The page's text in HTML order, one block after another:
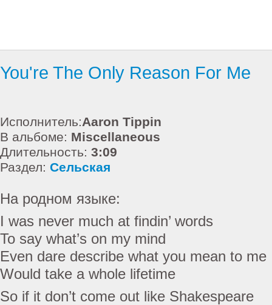
You're The Only Reason For Me
Исполнитель:Aaron Tippin
В альбоме: Miscellaneous
Длительность: 3:09
Раздел: Сельская
На родном языке:
I was never much at findin’ words
To say what’s on my mind
Even dare describe what you mean to me
Would take a whole lifetime
So if it don’t come out like Shakespeare